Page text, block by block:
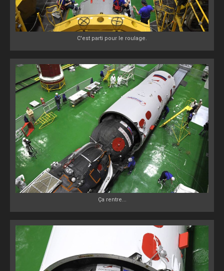
C'est parti pour le roulage.
Ça rentre...